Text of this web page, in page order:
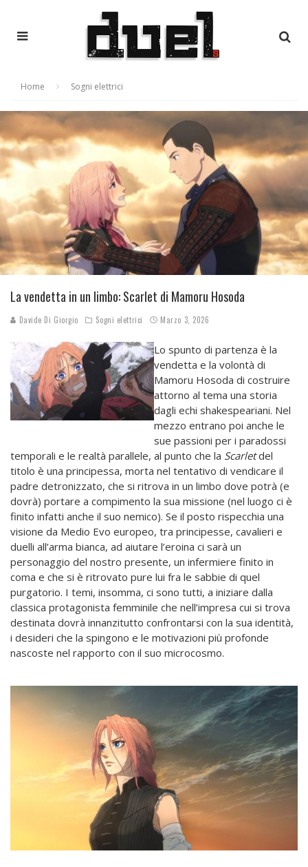
Home Sogni elettrici
La vendetta in un limbo: Scarlet di Mamoru Hosoda
Davide Di Giorgio Sogni elettrici Marzo 3, 2026
Lo spunto di partenza è la
vendetta e la volontà di
Mamoru Hosoda di costruire
attorno al tema una storia
dagli echi shakespeariani. Nel
mezzo entrano poi anche le
sue passioni per i paradossi
temporali e le realtà parallele, al punto che la Scarletdel
titolo è una principessa, morta nel tentativo di vendicare il
padre detronizzato, che si ritrova in un limbo dove potrà (e
dovrà) portare a compimento la sua missione (nel luogo ci è
finito infatti anche il suo nemico). Se il posto rispecchia una
visione da Medio Evo europeo, tra principesse, cavalieri e
duelli all’arma bianca, ad aiutare l’eroina ci sarà un
personaggio del nostro presente, un infermiere finito in
coma e che si è ritrovato pure lui fra le sabbie di quel
purgatorio. I temi, insomma, ci sono tutti, a iniziare dalla
classica protagonista femminile che nell’impresa cui si trova
destinata dovrà innanzitutto confrontarsi con la sua identità,
i desideri che la spingono e le motivazioni più profonde
nascoste nel rapporto con il suo microcosmo.